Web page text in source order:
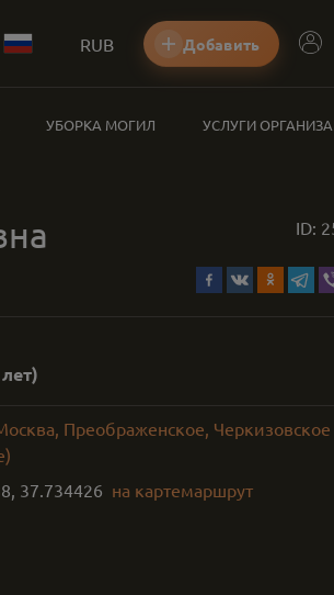
RUB Добавить
УБОРКА МОГИЛ УСЛУГИ
ID:
Преображенское,
, 37.734426 на картемаршрут